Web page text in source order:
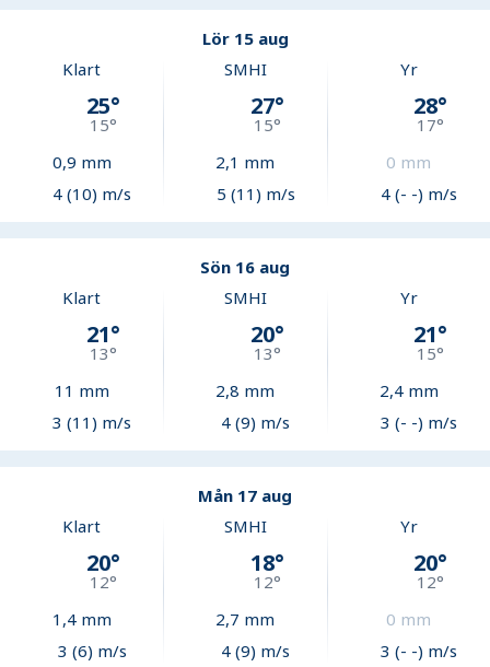
Lör 15 aug
Klart
25°
15°
0,9 mm
4 (10) m/s
SMHI
27°
15°
2,1 mm
5 (11) m/s
Yr
28°
17°
0 mm
4 (- -) m/s
Sön 16 aug
Klart
21°
13°
11 mm
3 (11) m/s
SMHI
20°
13°
2,8 mm
4 (9) m/s
Yr
21°
15°
2,4mm
3 (- -) m/s
Mån 17 aug
Klart
20°
12°
1,4mm
3 (6) m/s
SMHI
18°
12°
2,7 mm
4 (9) m/s
Yr
20°
12°
0 mm
3 (- -) m/s